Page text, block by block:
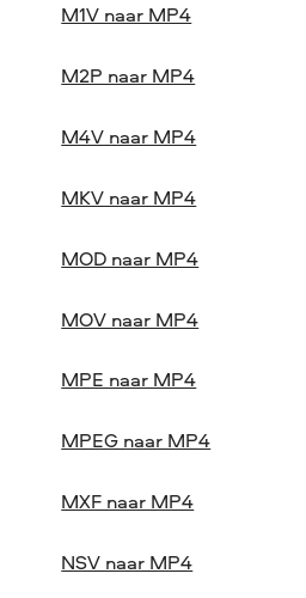
M1V naar MP4
M2P naar MP4
M4V naar MP4
MKV naar MP4
MOD naar MP4
MOV naar MP4
MPE naar MP4
MPEG naar MP4
MXF naar MP4
NSV naar MP4